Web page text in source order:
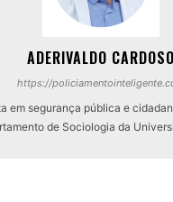
ADERIVALDO CARDOSO
https://
em segurança pública e
de Sociologia da